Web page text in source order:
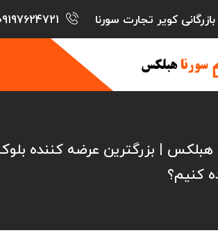
کویر تجارت سورنا
هبلکس | بزرگترین عرضه کننده
کنیم؟